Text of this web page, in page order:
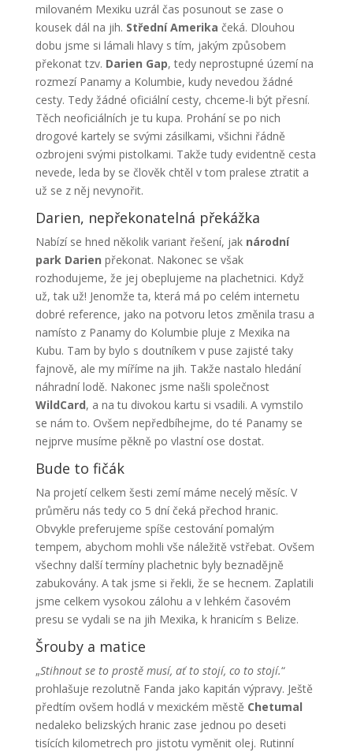
milovaném Mexiku uzrál čas posunout se zase o
kousek dál na jih. Střední Amerika čeká. Dlouhou
dobu jsme si lámali hlavy s tím, jakým způsobem
překonat tzv. Darien Gap, tedy neprostupné území na
rozmezí Panamy a Kolumbie, kudy nevedou žádné
cesty. Tedy žádné oficiální cesty, chceme-li být přesní.
Těch neoficiálních je tu kupa. Prohání se po nich
drogové kartely se svými zásilkami, všichni řádně
ozbrojeni svými pistolkami. Takže tudy evidentně cesta
nevede, leda by se člověk chtěl v tom pralese ztratit a
už se z něj nevynořit.
Darien, nepřekonatelná překážka
Nabízí se hned několik variant řešení, jak národní
park Darien překonat. Nakonec se však
rozhodujeme, že jej obeplujeme na plachetnici. Když
už, tak už! Jenomže ta, která má po celém internetu
dobré reference, jako na potvoru letos změnila trasu a
namísto z Panamy do Kolumbie pluje z Mexika na
Kubu. Tam by bylo s doutníkem v puse zajisté taky
fajnově, ale my míříme na jih. Takže nastalo hledání
náhradní lodě. Nakonec jsme našli společnost
WildCard, a na tu divokou kartu si vsadili. A vymstilo
se nám to. Ovšem nepředbíhejme, do té Panamy se
nejprve musíme pěkně po vlastní ose dostat.
Bude to fičák
Na projetí celkem šesti zemí máme necelý měsíc. V
průměru nás tedy co 5 dní čeká přechod hranic.
Obvykle preferujeme spíše cestování pomalým
tempem, abychom mohli vše náležitě vstřebat. Ovšem
všechny další termíny plachetnic byly beznadějně
zabukovány. A tak jsme si řekli, že se hecnem. Zaplatili
jsme celkem vysokou zálohu a v lehkém časovém
presu se vydali se na jih Mexika, k hranicím s Belize.
Šrouby a matice
„Stihnout se to prostě musí, ať to stojí, co to stojí.“
prohlašuje rezolutně Fanda jako kapitán výpravy. Ještě
předtím ovšem hodlá v mexickém městě Chetumal
nedaleko belizských hranic zase jednou po deseti
tisících kilometrech pro jistotu vyměnit olej. Rutinní